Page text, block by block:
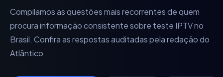
Compilamos as questões mais recorrentes de quem
procura informação consistente sobre teste IPTV no
Brasil. Confira as respostas auditadas pela redação do
Atlântico